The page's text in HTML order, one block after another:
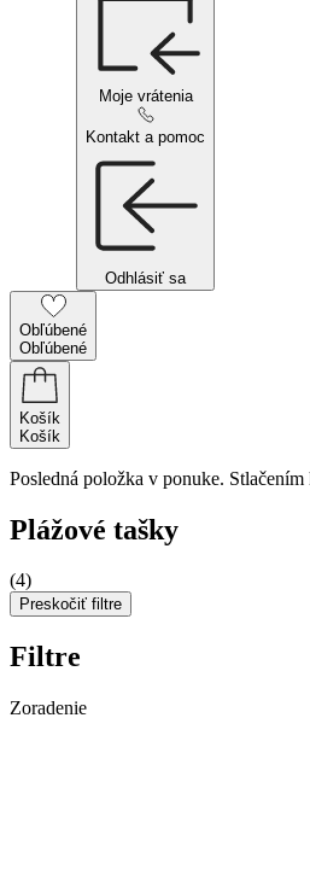
Moje vrátenia
Kontakt a pomoc
Odhlásiť sa
Obľúbené
Obľúbené
Košík
Košík
Posledná položka v ponuke.
Plážové tašky
(4)
Preskočiť filtre
Filtre
Zoradenie